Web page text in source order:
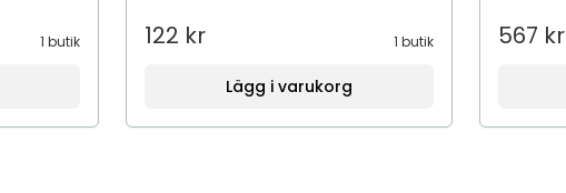
1 butik 122 kr 1 butik
Lägg i varukorg
567 kr